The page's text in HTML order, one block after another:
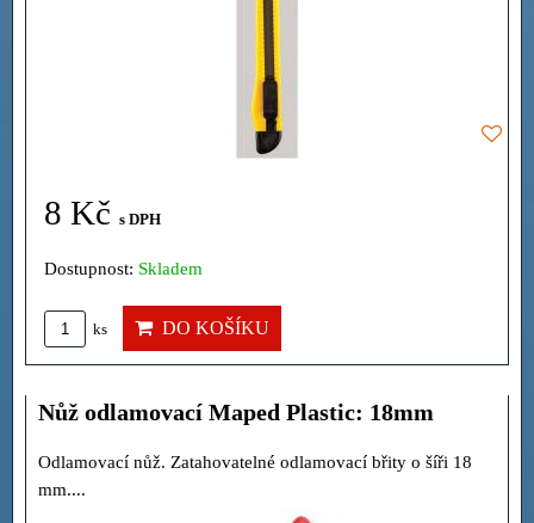
8 Kč s DPH
Dostupnost: Skladem
ks DO KOŠÍKU
Nůž odlamovací Maped Plastic: 18mm
Odlamovací nůž. Zatahovatelné odlamovací břity o šíři 18
mm....